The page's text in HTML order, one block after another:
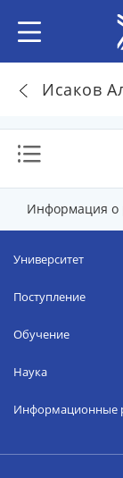
Исаков
Информация о
Университет
Поступление
Обучение
Наука
Информационные